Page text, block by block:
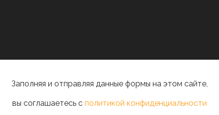
Заполняя и отправляя данные формы на этом сайте,
вы соглашаетесь с политикой конфиденциальности